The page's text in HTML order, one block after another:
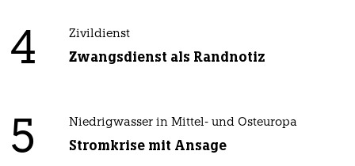
4 Zivildienst
Zwangsdienst als Randnotiz
5 Niedrigwasser in Mittel- und Osteuropa
Stromkrise mit Ansage